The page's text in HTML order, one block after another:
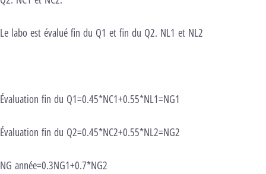
Le labo est évalué fin du Q1 et fin du Q2. NL1 et NL2
Évaluation fin du Q1=0.45*NC1+0.55*NL1=NG1
Évaluation fin du Q2=0.45*NC2+0.55*NL2=NG2
NG année=0.3NG1+0.7*NG2